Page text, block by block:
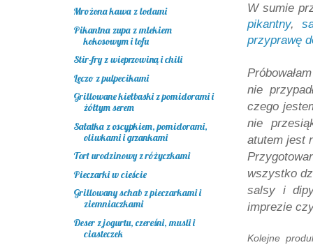
W sumie
pikantny,
przyprawę
nie
czego
nie
atutem jest
wszystko
salsy i
imprezie
Kolejne
Mrożona kawa z lodami
Pikantna zupa z mlekiem
kokosowym i tofu
Stir-fry z wieprzowiną i chili
Leczo z pulpecikami
Grillowane kiełbaski z pomidorami i
żółtym serem
Sałatka z oscypkiem, pomidorami,
oliwkami i grzankami
Tort urodzinowy z różyczkami
Pieczarki w cieście
Grillowany schab z pieczarkami i
ziemniaczkami
Deser z jogurtu, czereśni, musli i
ciasteczek